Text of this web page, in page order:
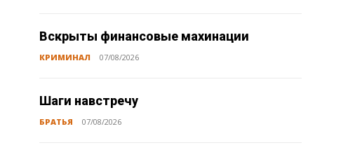
Вскрыты финансовые махинации
КРИМИНАЛ 07/08/2026
Шаги навстречу
БРАТЬЯ 07/08/2026